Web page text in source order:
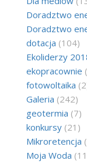
Doradztwo
Doradztwo
dotacja (104)
Ekoliderzy
ekopracownie
fotowoltaika
Galeria (242)
geotermia (7)
konkursy(21)
Mikroretencja
Moja Woda